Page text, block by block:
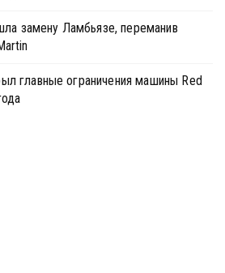
замену Ламбьязе, переманив
главные ограничения машины Red